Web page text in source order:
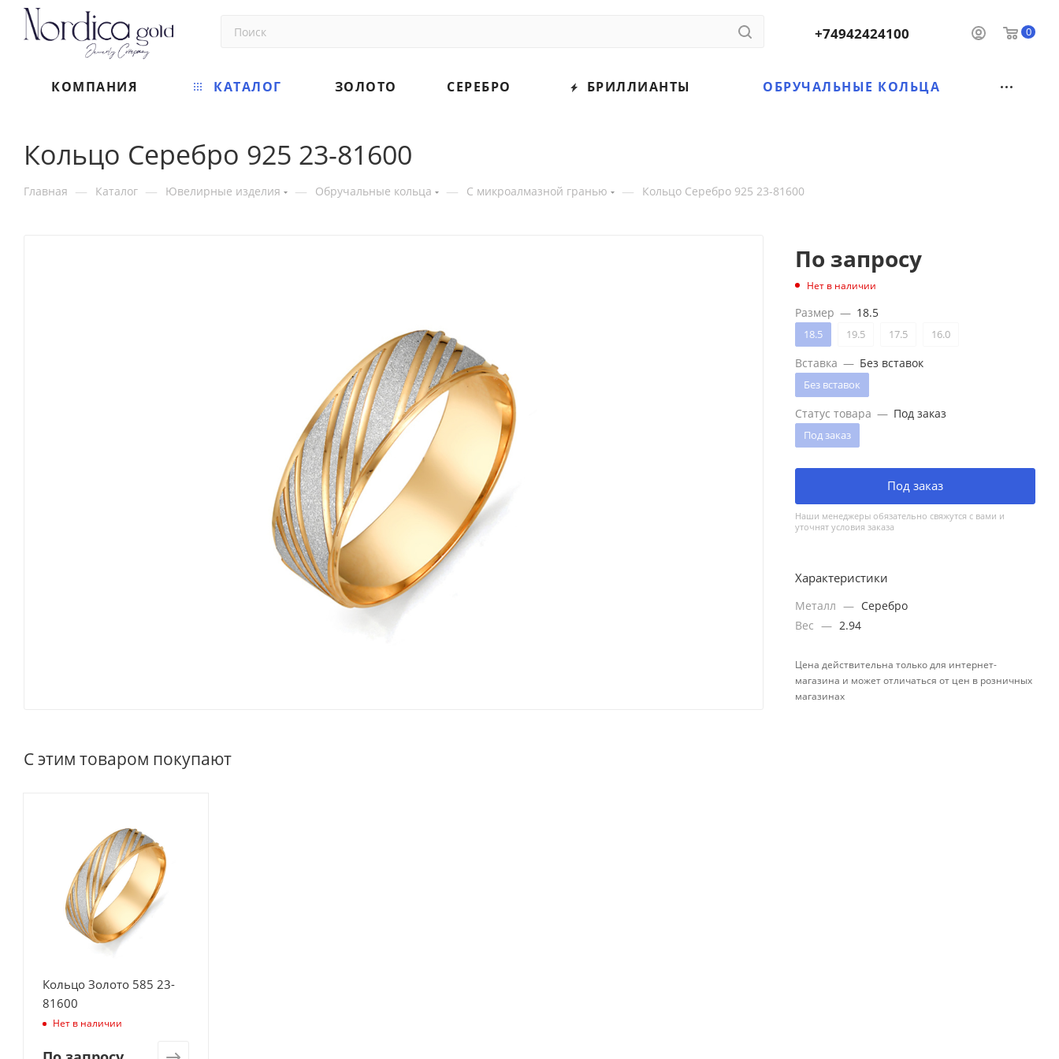
0
+74942424100
КОМПАНИЯ КАТАЛОГ ЗОЛОТО СЕРЕБРО БРИЛЛИАНТЫ ОБРУЧАЛЬНЫЕ КОЛЬЦА
Кольцо Серебро 925 23-81600
Главная — Каталог — Ювелирные изделия — Обручальные кольца — С микроалмазной гранью — Кольцо Серебро 925 23-81600
С этим товаром покупают
Кольцо Золото 585 23-
81600
Нет в наличии
По запросу
Нет в наличии
Размер — 18.5
18.5 19.5 17.5 16.0
Вставка — Без вставок
Без вставок
Статус товара — Под заказ
Под заказ
Под заказ
Наши менеджеры обязательно свяжутся с вами и
уточнят условия заказа
Характеристики
Металл — Серебро
Вес — 2.94
Цена действительна только для интернет-
магазина и может отличаться от цен в розничных
магазинах